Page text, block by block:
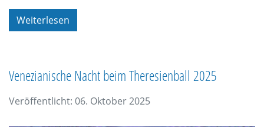
Weiterlesen
Venezianische Nacht beim Theresienball 2025
Veröffentlicht: 06. Oktober 2025